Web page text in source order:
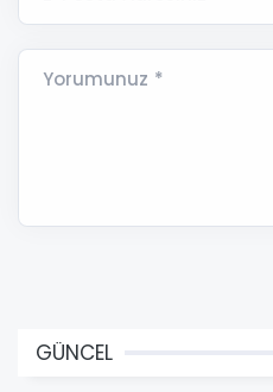
Yorumunuz *
GÜNCEL